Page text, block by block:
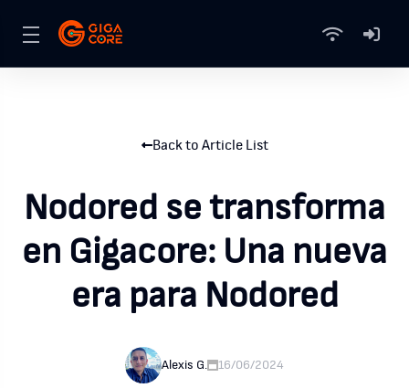
Back to Article List
Nodored se transforma
en Gigacore: Una nueva
era para Nodored
Alexis G. 16/06/2024